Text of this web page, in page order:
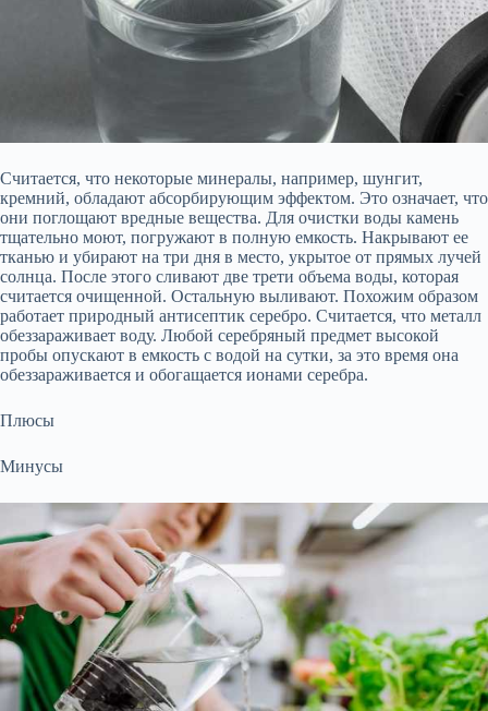
Считается, что некоторые минералы, например, шунгит,
кремний, обладают абсорбирующим эффектом. Это означает, что
они поглощают вредные вещества. Для очистки воды камень
тщательно моют, погружают в полную емкость. Накрывают ее
тканью и убирают на три дня в место, укрытое от прямых лучей
солнца. После этого сливают две трети объема воды, которая
считается очищенной. Остальную выливают. Похожим образом
работает природный антисептик серебро. Считается, что металл
обеззараживает воду. Любой серебряный предмет высокой
пробы опускают в емкость с водой на сутки, за это время она
обеззараживается и обогащается ионами серебра.
Плюсы
Минусы